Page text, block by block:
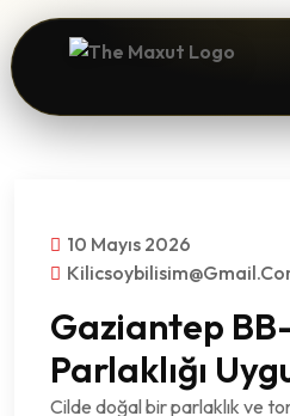
10 Mayıs 2026
Gaziantep
Parlaklığı
Cilde doğal bir parlaklık ve